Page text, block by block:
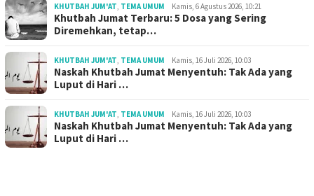
KHUTBAH JUM'AT TEMA UMUM Kamis, 6 Agustus 2026, 10:21
Khutbah Jumat Terbaru: 5 Dosa yang Sering
Diremehkan, tetap…
KHUTBAH JUM'AT TEMA UMUM Kamis, 16 Juli 2026, 10:03
Naskah Khutbah Jumat Menyentuh: Tak Ada yang
Luput di Hari …
KHUTBAH JUM'AT TEMA UMUM Kamis, 16 Juli 2026, 10:03
Naskah Khutbah Jumat Menyentuh: Tak Ada yang
Luput di Hari …